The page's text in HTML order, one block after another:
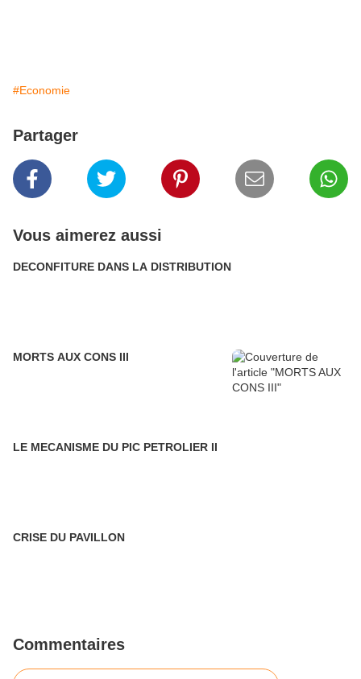
#Economie
Partager
Vous aimerez aussi
DECONFITURE DANS LA DISTRIBUTION
MORTS AUX CONS III
LE MECANISME DU PIC PETROLIER II
CRISE DU PAVILLON
Commentaires